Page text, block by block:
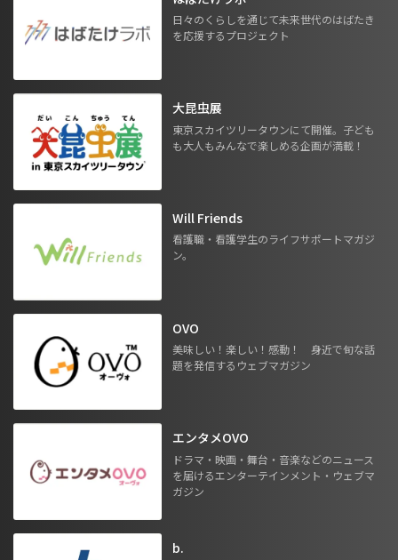
日々のくらしを通じて未来世代のはばたき
を応援するプロジェクト
大昆虫展
東京スカイツリータウンにて開催。子ども
も大人もみんなで楽しめる企画が満載！
Will Friends
看護職・看護学生のライフサポートマガジ
ン。
OVO
美味しい！楽しい！感動！ 身近で旬な話
題を発信するウェブマガジン
エンタメOVO
ドラマ・映画・舞台・音楽などのニュース
を届けるエンターテインメント・ウェブマ
ガジン
b.